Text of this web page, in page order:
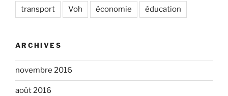
transport Voh économie éducation
ARCHIVES
novembre 2016
août 2016